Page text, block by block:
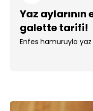
Yaz aylarının
galette tarifi!
Enfes hamuruyla yaz